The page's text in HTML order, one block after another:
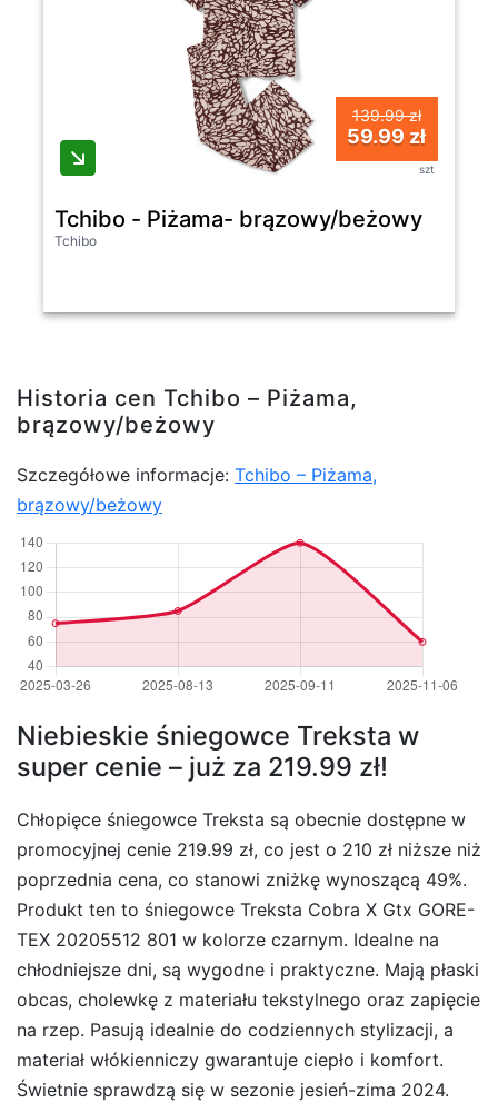
139.99 zł
59.99 zł
szt
Tchibo - Piżama- brązowy/beżowy
Tchibo
Historia cen Tchibo – Piżama,
brązowy/beżowy
Szczegółowe informacje: Tchibo – Piżama,
brązowy/beżowy
Niebieskie śniegowce Treksta w
super cenie – już za 219.99 zł!
Chłopięce śniegowce Treksta są obecnie dostępne w
promocyjnej cenie 219.99 zł, co jest o 210 zł niższe niż
poprzednia cena, co stanowi zniżkę wynoszącą 49%.
Produkt ten to śniegowce Treksta Cobra X Gtx GORE-
TEX 20205512 801 w kolorze czarnym. Idealne na
chłodniejsze dni, są wygodne i praktyczne. Mają płaski
obcas, cholewkę z materiału tekstylnego oraz zapięcie
na rzep. Pasują idealnie do codziennych stylizacji, a
materiał włókienniczy gwarantuje ciepło i komfort.
Świetnie sprawdzą się w sezonie jesień-zima 2024.